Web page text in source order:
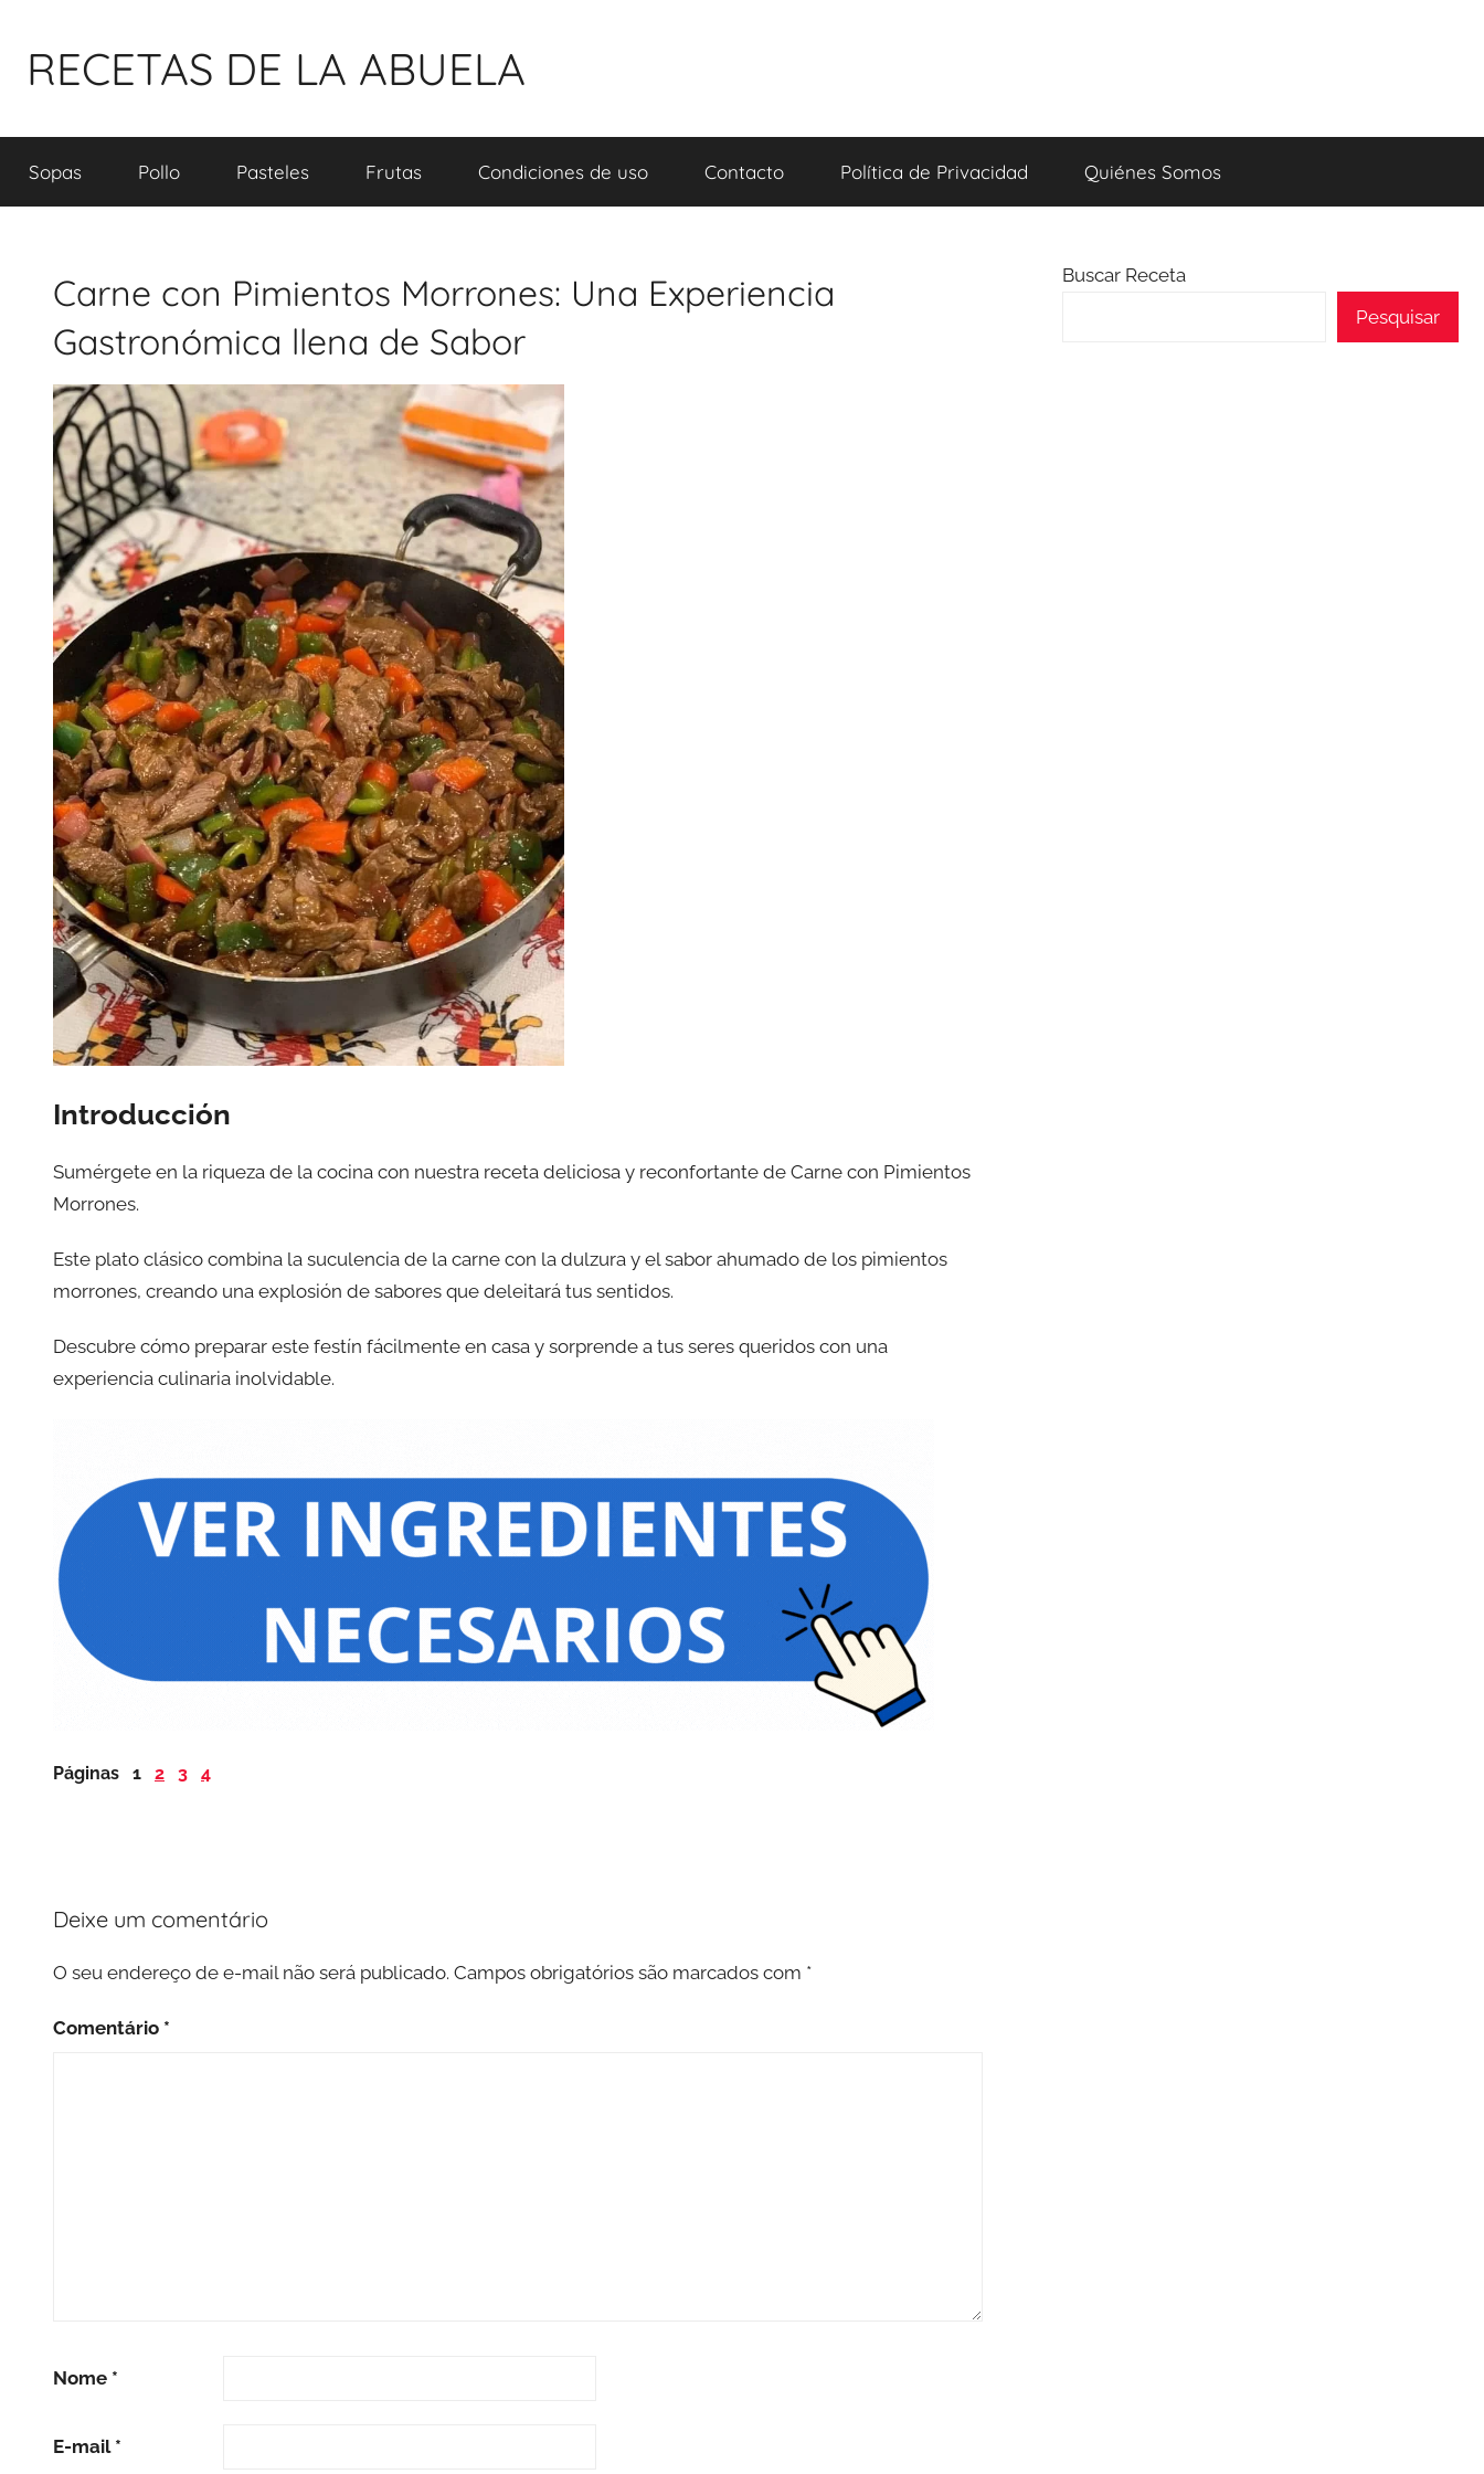
RECETAS DE LA ABUELA
Sopas Pollo Pasteles Frutas Condiciones de uso Contacto Política de Privacidad Quiénes Somos
Carne con Pimientos Morrones: Una Experiencia
Gastronómica llena de Sabor
Introducción
Sumérgete en la riqueza de la cocina con nuestra receta deliciosa y reconfortante de Carne con Pimientos
Morrones.
Este plato clásico combina la suculencia de la carne con la dulzura y el sabor ahumado de los pimientos
morrones, creando una explosión de sabores que deleitará tus sentidos.
Descubre cómo preparar este festín fácilmente en casa y sorprende a tus seres queridos con una
experiencia culinaria inolvidable.
Páginas 1 2 3 4
Deixe um comentário
O seu endereço de e-mail não será publicado. Campos obrigatórios são marcados com *
Comentário *
Nome *
E-mail *
Buscar Receta
Pesquisar